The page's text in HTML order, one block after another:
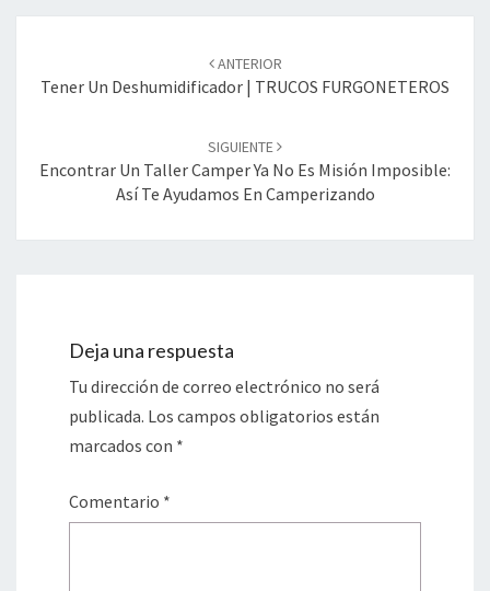
entradas
ANTERIOR
Tener Un Deshumidificador | TRUCOS FURGONETEROS
SIGUIENTE
Encontrar Un Taller Camper Ya No Es Misión Imposible:
Así Te Ayudamos En Camperizando
Deja una respuesta
Tu dirección de correo electrónico no será
publicada. Los campos obligatorios están
marcados con *
Comentario *